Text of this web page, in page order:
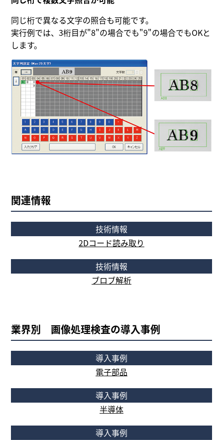
同じ桁で異なる文字の照合も可能です。
実行例では、3桁目が"8"の場合でも"9"の場合でもOKと
します。
関連情報
技術情報
2Dコード読み取り
技術情報
ブロブ解析
業界別 画像処理検査の導入事例
導入事例
電子部品
導入事例
半導体
導入事例